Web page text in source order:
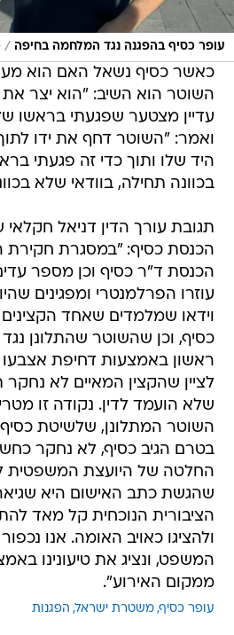
עופר כסיף בהפגנה נגד המלחמה בחיפה /
כאשר כסיף נשאל האם הוא
השוטר הוא השיב: "הוא יצר
עדיין מצטער שפגעתי בראשו
ואמר: "השוטר דחף את ידו
היד שלו ותוך כדי זה פגעתי
בכוונה תחילה, בוודאי שלא
תגובת עורך הדין דניאל
הכנסת כסיף: "במסגרת חקירת
הכנסת ד"ר כסיף וכן מספר
עוזרו הפרלמנטרי ומפגינים
וידאו שמלמדים שאחד
כסיף, וכן שהשוטר שהתלונן
ראשון באמצעות דחיפת אצבעו
לציין שהקצין המאיים לא
שלא הועמד לדין. נקודה זו
השוטר המתלונן, שלשיטת
בטרם הגיב כסיף, לא נחקר
החלטה של היועצת המשפטית
שהגשת כתב האישום היא
הציבורית הנוכחית קל מאד
ולהציגו כאויב האומה. אנו
המשפט, ונציג את טיעונינו
ממקום האירוע".
עופר כסיף משטרת ישראל הפגנות